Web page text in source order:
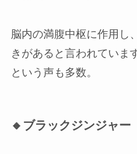
脳内の満腹中枢に作用し
きがあると言われていま
という声も多数。
🔸ブラックジンジャー